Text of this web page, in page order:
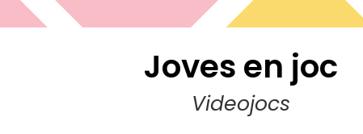
Joves en joc
Videojocs